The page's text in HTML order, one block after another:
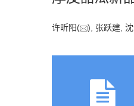
许昕阳( ), 张跃建,